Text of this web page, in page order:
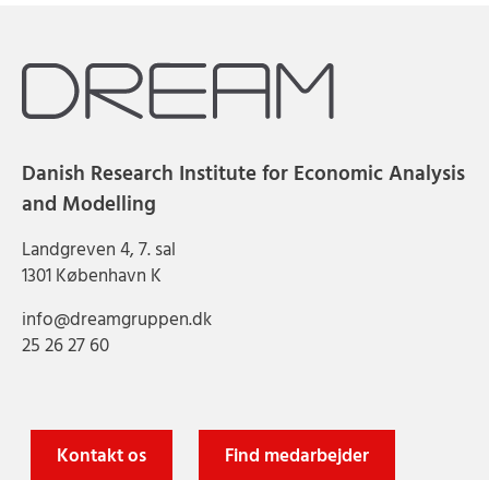
Danish Research Institute for Economic Analysis
and Modelling
Landgreven 4, 7. sal
1301 København K
info@dreamgruppen.dk
25 26 27 60
Kontakt os Find medarbejder